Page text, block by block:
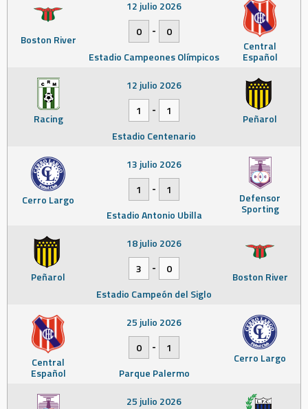
Boston River Central
Español
12 julio 2026
0
-
0
Estadio Campeones Olímpicos
Racing Peñarol
12 julio 2026
1
-
1
Estadio Centenario
Cerro Largo Defensor
Sporting
13 julio 2026
1
-
1
Estadio Antonio Ubilla
Peñarol Boston River
18 julio 2026
3
-
0
Estadio Campeón del Siglo
Central
Español
Cerro Largo
25 julio 2026
0
-
1
Parque Palermo
25 julio 2026